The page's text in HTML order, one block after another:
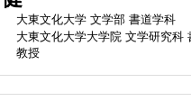
大東文化大学 文学部 書道学科
大東文化大学大学院 文学研究科
教授